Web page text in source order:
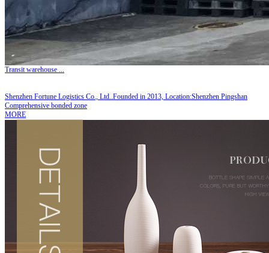
Transit warehouse ...
Shenzhen Fortune Logistics Co., Ltd..Founded in 2013, Location:Shenzhen Pingshan
Comprehensive bonded zone
MORE